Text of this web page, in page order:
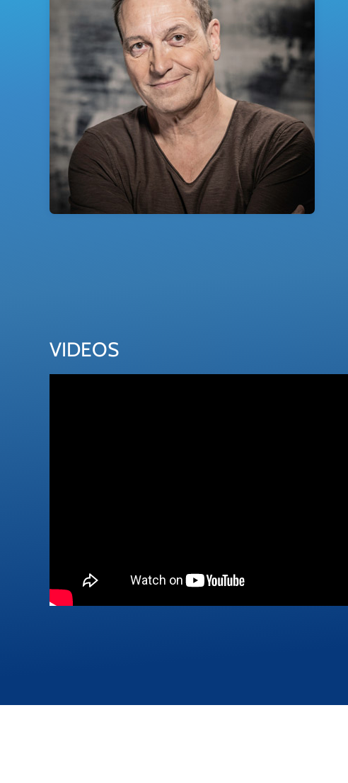
VIDEOS